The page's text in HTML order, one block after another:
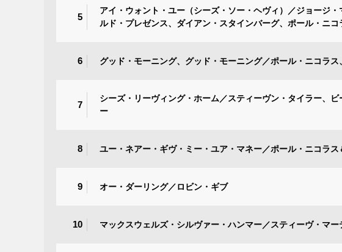
5
アイ・ウォント・ユー（シーズ・ソー・ヘヴィ）／ジョージ
ルド・プレゼンス、ダイアン・スタインバーグ、ポール・ニ
6 グッド・モーニング、グッド・モーニング／ポール・ニコラ
7
シーズ・リーヴィング・ホーム／スティーヴン・タイラー、
ー
8 ユー・ネアー・ギヴ・ミー・ユア・マネー／ポール・ニコラ
9 オー・ダーリング／ロビン・ギブ
10 マックスウェルズ・シルヴァー・ハンマー／スティーヴ・マ